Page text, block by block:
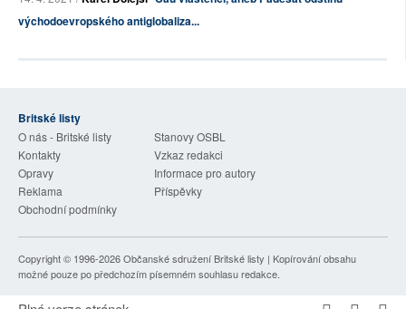
východoevropského antiglobaliza...
Britské listy
O nás - Britské listy
Stanovy OSBL
Kontakty
Vzkaz redakci
Opravy
Informace pro autory
Reklama
Příspěvky
Obchodní podmínky
Copyright © 1996-2026Občanské sdružení Britské listy | Kopírování obsahu
možné pouze po předchozím písemném souhlasu redakce.